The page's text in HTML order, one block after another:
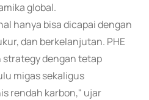
global.
hanya bisa dicapai dengan
dan berkelanjutan. PHE
dengan tetap
migas sekaligus
rendah karbon," ujar